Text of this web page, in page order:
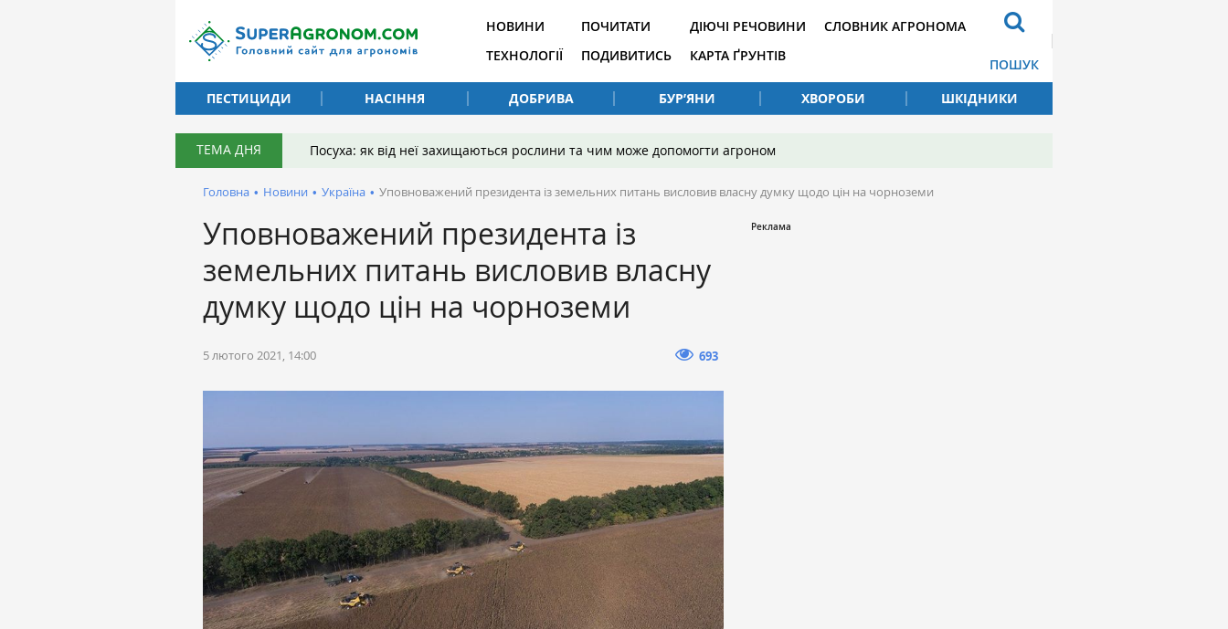
НОВИНИ
ТЕХНОЛОГІЇ
ПОЧИТАТИ
ПОДИВИТИСЬ
ДІЮЧІ РЕЧОВИНИ
КАРТА ҐРУНТІВ
СЛОВНИК АГРОНОМА
ПОШУК
ПЕСТИЦИДИ
НАСІННЯ ДОБРИВА БУР’ЯНИ ХВОРОБИ ШКІДНИКИ
ТЕМА ДНЯ Посуха: як від неї захищаються рослини та чим може допомогти агроном
Головна • Новини • Україна • Уповноважений президента із земельних питань висловив власну думку щодо цін на чорноземи
Уповноважений президента із
земельних питань висловив власну
думку щодо цін на чорноземи
5 лютого 2021, 14:00 693